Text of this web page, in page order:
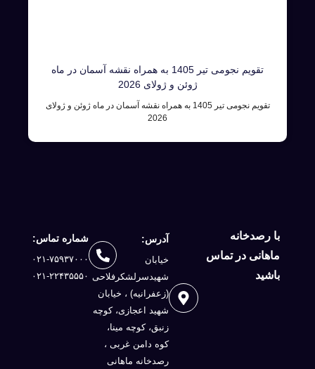
تقویم نجومی تیر 1405 به همراه نقشه آسمان در ماه
ژوئن و ژولای 2026
تقویم نجومی تیر 1405 به همراه نقشه آسمان در ماه ژوئن و ژولای
2026
با رصدخانه
ماهانی در تماس
باشید
آدرس:
خیابان
شهیدسرلشكرفلاحی
(زعفرانيه) ، خيابان
شهيد اعجازی، کوچه
زنبق، کوچه مینا،
کوه دامن غربی ،
رصدخانه ماهانی
شماره تماس:
۰۲۱-۷۵۹۳۷۰۰۰
۰۲۱-۲۲۴۳۵۵۵۰